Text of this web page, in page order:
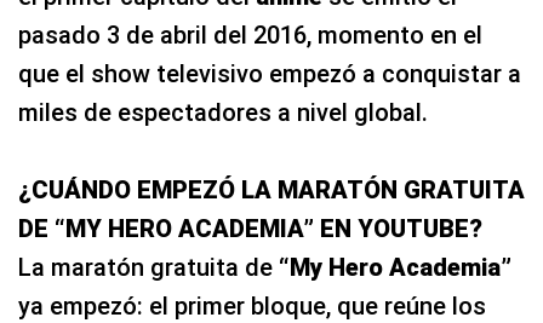
pasado 3 de abril del 2016, momento en el
que el show televisivo empezó a conquistar a
miles de espectadores a nivel global.
¿CUÁNDO EMPEZÓ LA MARATÓN GRATUITA
DE “MY HERO ACADEMIA” EN YOUTUBE?
La maratón gratuita de “My Hero Academia”
ya empezó: el primer bloque, que reúne los